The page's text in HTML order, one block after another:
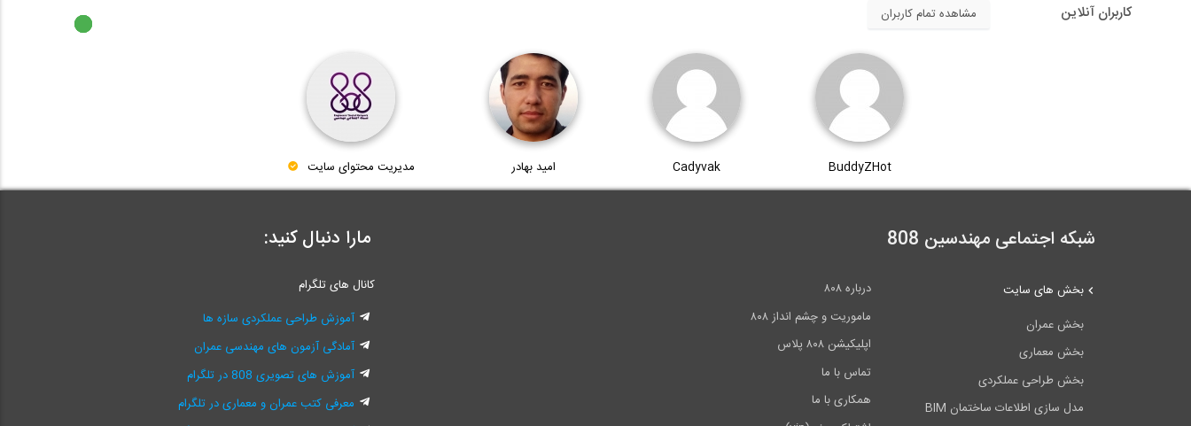
کاربران آنلاین مشاهده تمام کاربران
BuddyZHot
Cadyvak امید بهادر مدیریت محتوای سایت
شبکه اجتماعی مهندسین 808
درباره ۸۰۸
ماموریت و چشم انداز ۸۰۸
اپلیکیشن ۸۰۸ پلاس
تماس با ما
همکاری با ما
بخش های سایت
بخش عمران
بخش معماری
بخش طراحی عملکردی
مدل سازی اطلاعات ساختمان BIM
مارا دنبال کنید:
کانال های تلگرام
آموزش طراحی عملکردی سازه ها
آمادگی آزمون های مهندسی عمران
آموزش های تصویری 808 در تلگرام
معرفی کتب عمران و معماری در تلگرام